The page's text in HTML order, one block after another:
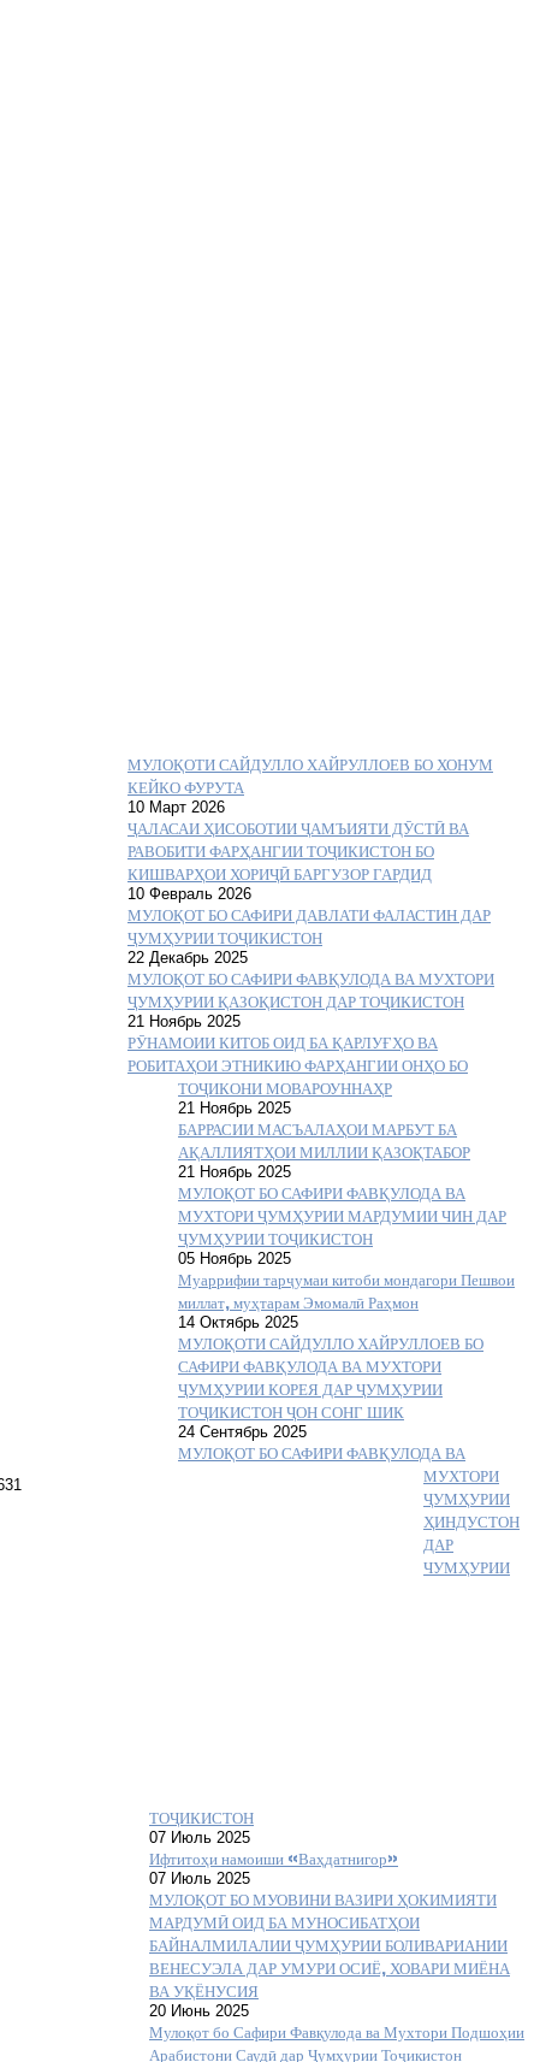
МУЛОҚОТИ САЙДУЛЛО ХАЙРУЛЛОЕВ БО ХОНУМ
КЕЙКО ФУРУТА
10 Март 2026
ҶАЛАСАИ ҲИСОБОТИИ ҶАМЪИЯТИ ДӮСТӢ ВА
РАВОБИТИ ФАРҲАНГИИ ТОҶИКИСТОН БО
КИШВАРҲОИ ХОРИҶӢ БАРГУЗОР ГАРДИД
10 Февраль 2026
МУЛОҚОТ БО САФИРИ ДАВЛАТИ ФАЛАСТИН ДАР
ҶУМҲУРИИ ТОҶИКИСТОН
22 Декабрь 2025
МУЛОҚОТ БО САФИРИ ФАВҚУЛОДА ВА МУХТОРИ
ҶУМҲУРИИ ҚАЗОҚИСТОН ДАР ТОҶИКИСТОН
21 Ноябрь 2025
РӮНАМОИИ КИТОБ ОИД БА ҚАРЛУҒҲО ВА
РОБИТАҲОИ ЭТНИКИЮ ФАРҲАНГИИ ОНҲО БО
ТОҶИКОНИ МОВАРОУННАҲР
21 Ноябрь 2025
БАРРАСИИ МАСЪАЛАҲОИ МАРБУТ БА
АҚАЛЛИЯТҲОИ МИЛЛИИ ҚАЗОҚТАБОР
21 Ноябрь 2025
МУЛОҚОТ БО САФИРИ ФАВҚУЛОДА ВА
МУХТОРИ ҶУМҲУРИИ МАРДУМИИ ЧИН ДАР
ҶУМҲУРИИ ТОҶИКИСТОН
05 Ноябрь 2025
Муаррифии тарҷумаи китоби мондагори Пешвои
миллат, муҳтарам Эмомалӣ Раҳмон
14 Октябрь 2025
МУЛОҚОТИ САЙДУЛЛО ХАЙРУЛЛОЕВ БО
САФИРИ ФАВҚУЛОДА ВА МУХТОРИ
ҶУМҲУРИИ КОРЕЯ ДАР ҶУМҲУРИИ
ТОҶИКИСТОН ҶОН СОНГ ШИК
24 Сентябрь 2025
МУЛОҚОТ БО САФИРИ ФАВҚУЛОДА ВА
МУХТОРИ
ҶУМҲУРИИ
ҲИНДУСТОН
ДАР
ЧУМҲУРИИ
ТОҶИКИСТОН
07 Июль 2025
Ифтитоҳи намоиши «Ваҳдатнигор»
07 Июль 2025
МУЛОҚОТ БО МУОВИНИ ВАЗИРИ ҲОКИМИЯТИ
МАРДУМӢ ОИД БА МУНОСИБАТҲОИ
БАЙНАЛМИЛАЛИИ ҶУМҲУРИИ БОЛИВАРИАНИИ
ВЕНЕСУЭЛА ДАР УМУРИ ОСИЁ, ХОВАРИ МИЁНА
ВА УҚЁНУСИЯ
20 Июнь 2025
Мулоқот бо Сафири Фавқулода ва Мухтори Подшоҳии
Арабистони Саудӣ дар Ҷумҳурии Тоҷикистон